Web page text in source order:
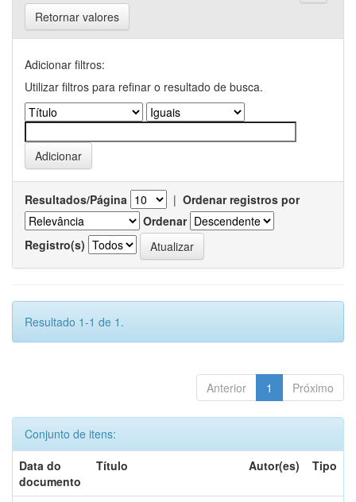
Retornar valores
Adicionar filtros:
Utilizar filtros para refinar o resultado de busca.
Resultados/Página | Ordenar registros por
Ordenar
Registro(s)
Resultado 1-1 de 1.
Anterior 1 Próximo
Conjunto de itens:
Data do
documento
Título Autor(es) Tipo